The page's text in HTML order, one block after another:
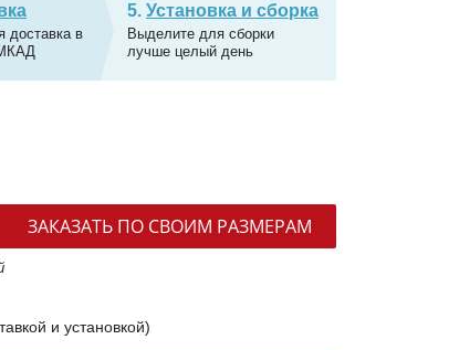
доставка в
Установка и сборка
Выделите для сборки
лучше целый день
ЗАКАЗАТЬ ПО СВОИМ РАЗМЕРАМ
и установкой)